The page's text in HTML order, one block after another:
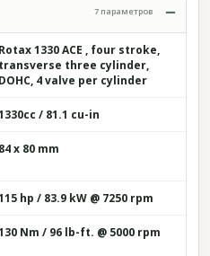
7 параметров
Rotax 1330 ACE , four stroke,
transverse three cylinder,
DOHC, 4 valve per cylinder
/ 81.1 cu-in
84 x 80 mm
hp / 83.9 kW @ 7250 rpm
Nm / 96 lb-ft. @ 5000 rpm